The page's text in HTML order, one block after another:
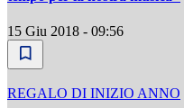
15 Giu 2018 - 09:56
REGALO DI INIZIO ANNO